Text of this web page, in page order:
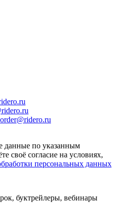
order@ridero.ru
данные по указанным
своё согласие на условиях,
персональных данных
буктрейлеры, вебинары